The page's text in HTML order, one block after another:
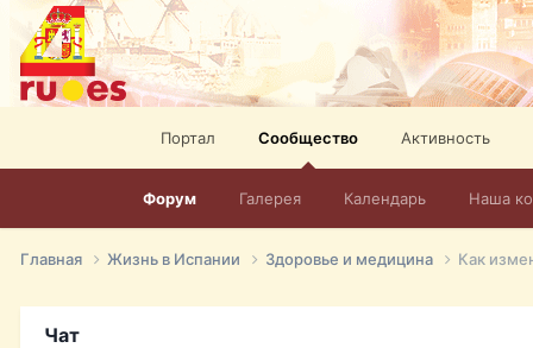
Портал Сообщество
Форум Галерея Календарь Наша
Активность
Главная Жизнь в Испании Здоровье и медицина Как
Чат
elevision-in-spain.html Тел: +972-526-384-339
David16
Книги
David16
Подскажите пожалуйста, как удалить свой аккаунт из
Если Вы попали в трудную ситуацию и возникла